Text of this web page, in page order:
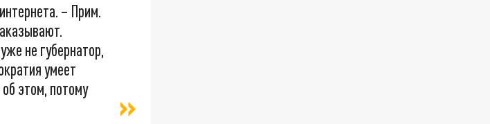
– Прим.
не губернатор,
умеет
этом, потому